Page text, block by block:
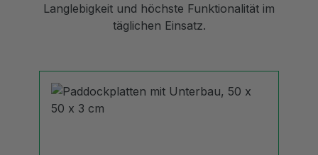
Langlebigkeit und höchste Funktionalität im
täglichen Einsatz.